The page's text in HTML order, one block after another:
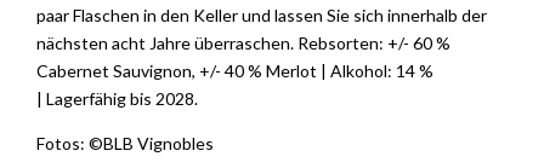
paar Flaschen in den Keller und lassen Sie sich innerhalb der
nächsten acht Jahre überraschen. Rebsorten: +/- 60 %
Cabernet Sauvignon, +/- 40 % Merlot | Alkohol: 14 %
| Lagerfähig bis 2028.
Fotos: ©BLB Vignobles